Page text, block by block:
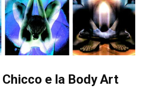
Chicco e la Body Art